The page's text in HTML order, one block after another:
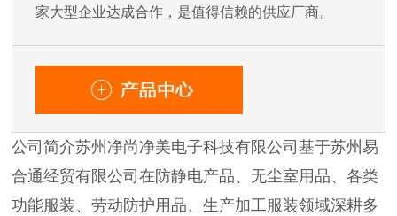
家大型企业达成合作，是值得信赖的供应厂商。
公司简介苏州净尚净美电子科技有限公司基于苏州易
合通经贸有限公司在防静电产品、无尘室用品、各类
功能服装、劳动防护用品、生产加工服装领域深耕多